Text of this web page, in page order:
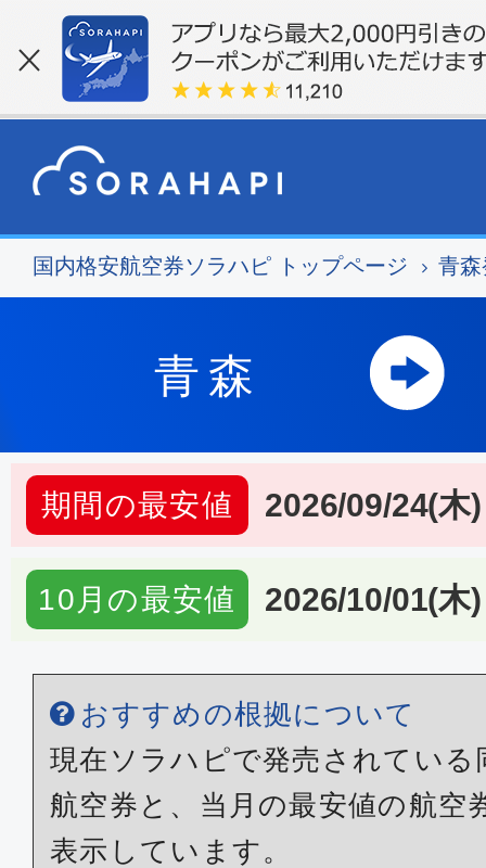
国内格安航空券ソラハピ トップページ 青
青森
期間の最安値 2026/09/24(木)
10月の最安値 2026/10/01(木)
おすすめの根拠について
現在ソラハピで発売されている
航空券と、当月の最安値の航空
表示しています。